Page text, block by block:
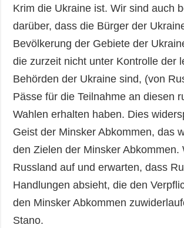
Krim die Ukraine ist. Wir sind auch
darüber, dass die Bürger der
Bevölkerung der Gebiete der
die zurzeit nicht unter Kontrolle der
Behörden der Ukraine sind, (von
Pässe für die Teilnahme an diesen
Wahlen erhalten haben. Dies
Geist der Minsker Abkommen, das
den Zielen der Minsker Abkommen.
Russland auf und erwarten, dass
Handlungen absieht, die den
den Minsker Abkommen
Stano.